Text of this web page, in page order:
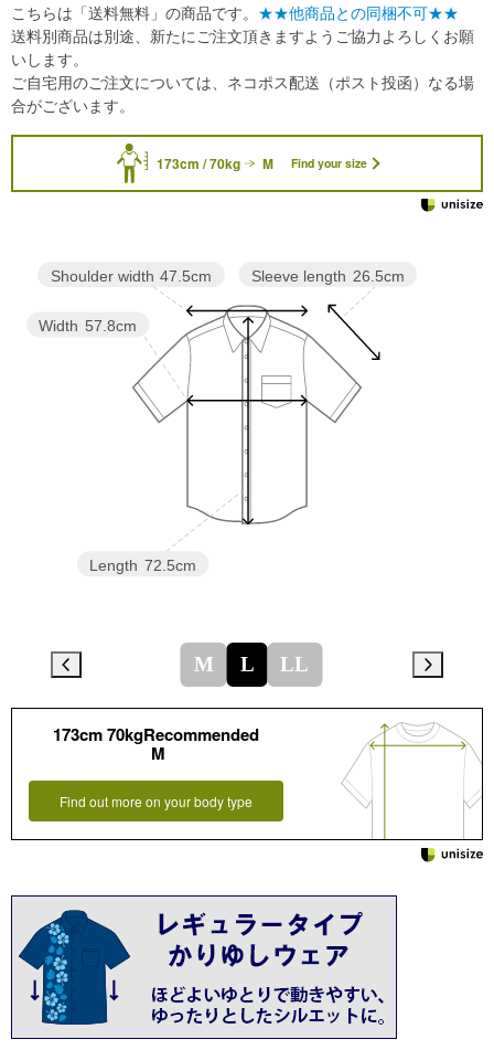
173cm / 70kg M Find your size
Sleeve length 26.5cm
Length 72.5cm
Width 57.8cm
Shoulder width 47.5cm
M L LL
173cm 70kgRecommended
M
Find out more on your body type
こちらは「送料無料」の商品です。 ★★他商品との同梱不可★★
送料別商品は別途、新たにご注文頂きますようご協力よろしくお願
いします。
ご自宅用のご注文については、ネコポス配送（ポスト投函）なる場
合がございます。